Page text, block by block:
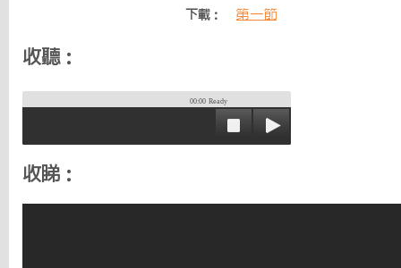
下載： 第一節
收聽：
00:00 Ready
收睇：